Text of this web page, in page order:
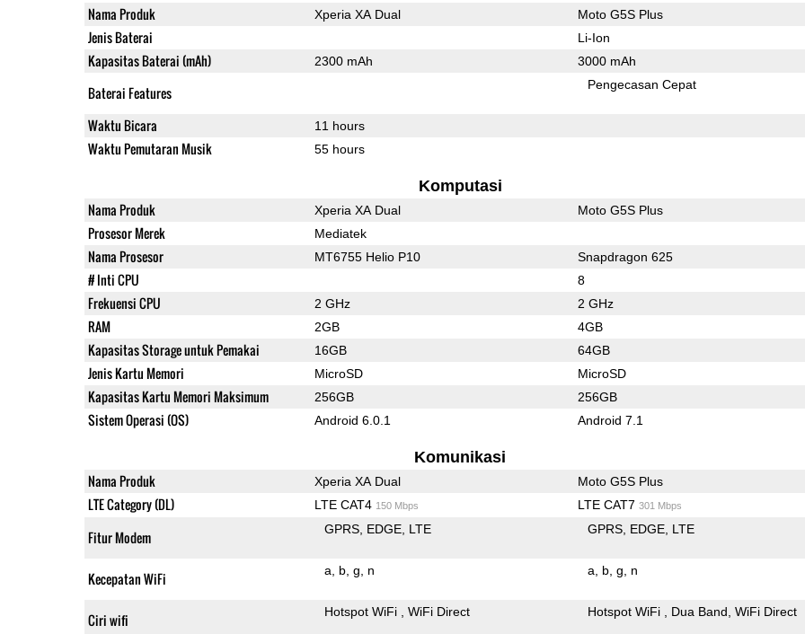
Nama Produk Xperia XA Dual Moto G5S Plus
Jenis Baterai Li-Ion
Kapasitas Baterai (mAh) 2300 mAh 3000 mAh
Baterai Features Pengecasan Cepat
Waktu Bicara 11 hours
Waktu Pemutaran Musik 55 hours
Komputasi
Nama Produk Xperia XA Dual Moto G5S Plus
Prosesor Merek Mediatek
Nama Prosesor MT6755 Helio P10 Snapdragon 625
# Inti CPU 8
Frekuensi CPU 2 GHz 2 GHz
RAM 2GB 4GB
Kapasitas Storage untuk Pemakai 16GB 64GB
Jenis Kartu Memori MicroSD MicroSD
Kapasitas Kartu Memori Maksimum 256GB 256GB
Sistem Operasi (OS) Android 6.0.1 Android 7.1
Komunikasi
Nama Produk Xperia XA Dual Moto G5S Plus
LTE Category (DL) LTE CAT4 150 Mbps LTE CAT7 301 Mbps
Fitur Modem GPRS EDGE LTE GPRS EDGE LTE
Kecepatan WiFi a b g n a b g n
Ciri wifi Hotspot WiFi WiFi Direct Hotspot WiFi Dua Band WiFi Direct